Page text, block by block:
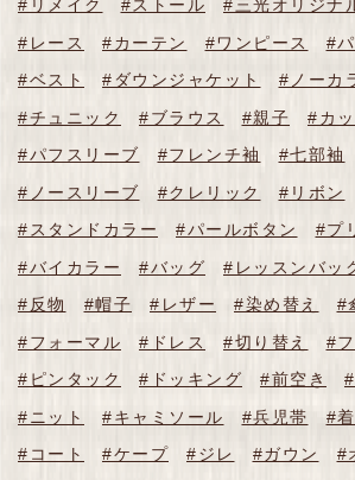
#リメイク
#ストール #三光オリジナ
#レース
#カーテン #ワンピース
#
#ベスト
#ダウンジャケット #ノーカ
#チュニック
#ブラウス #親子
#カ
#パフスリーブ
#フレンチ袖 #七部袖
#ノースリーブ
#クレリック #リボン
#スタンドカラー
#パールボタン
#プ
#バイカラー
#バッグ #レッスンバッ
#反物
#帽子 #レザー #染め替え #
#フォーマル
#ドレス #切り替え
#
#ピンタック
#ドッキング #前空き
#ニット
#キャミソール #兵児帯 #
#コート
#ケープ #ジレ #ガウン
#